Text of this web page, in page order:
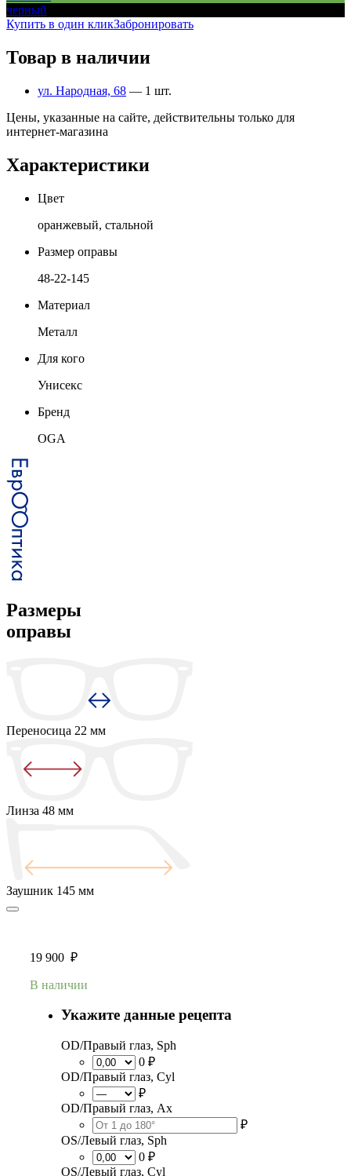
черный
Купить в один кликЗабронировать
Товар в наличии
ул. Народная, 68 — 1 шт.
Цены, указанные на сайте, действительны только для
интернет-магазина
Характеристики
Цвет
оранжевый, стальной
Размер оправы
48-22-145
Материал
Металл
Для кого
Унисекс
Бренд
OGA
Размеры
оправы
Переносица 22 мм
Линза 48 мм
Заушник 145 мм
19 900 ₽
В наличии
Укажите данные рецепта
OD/Правый глаз, Sph
0 ₽
OD/Правый глаз, Cyl
₽
OD/Правый глаз, Ax
₽
OS/Левый глаз, Sph
0 ₽
OS/Левый глаз, Cyl